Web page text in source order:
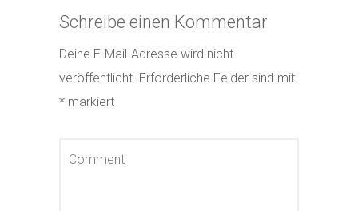
Schreibe einen Kommentar
Deine E-Mail-Adresse wird nicht
veröffentlicht. Erforderliche Felder sind mit
* markiert